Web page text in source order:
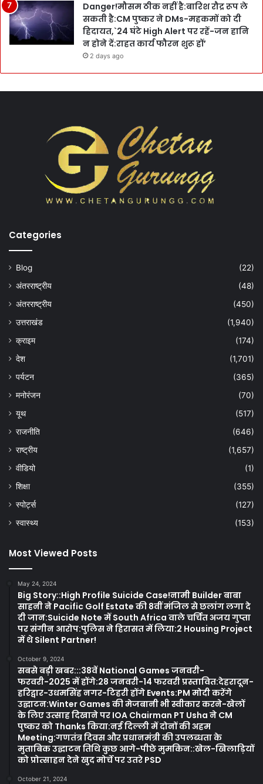
Danger!मौसम ठीक नहीं है:बारिश रौद्र रूप ले
सकती है:CM पुष्कर ने DMs-महकमों को दी
हिदायत,`24 घंटे High Alert पर रहें-जन हानि
न होने दें:राहत कार्य फौरन शुरू हों’
2 days ago
Categories
Blog
(22)
अंतरराष्ट्रीय
(48)
अंतरराष्ट्रीय
(450)
उत्तराखंड
(1,940)
क्राइम
(174)
देश
(1,701)
पर्यटन
(365)
मनोरंजन
(70)
यूथ
(517)
राजनीति
(646)
राष्ट्रीय
(1,657)
वीडियो
(1)
शिक्षा
(355)
स्पोर्ट्स
(127)
स्वास्थ्य
(153)
Most Viewed Posts
May 24, 2024
Big Story::High Profile Suicide Case!नामी Builder बाबा
साहनी ने Pacific Golf Estate की 8वीं मंजिल से छलांग लगा दे
दी जान:Suicide Note में South Africa वाले चर्चित अजय गुप्ता
पर संगीन आरोप:पुलिस ने हिरासत में लिया:2 Housing Project
में थे Silent Partner!
October 9, 2024
सबसे बड़ी खबर:::38वें National Games जनवरी-
फरवरी-2025 में होंगे:28 जनवरी-14 फरवरी प्रस्तावित:देहरादून-
हरिद्वार-उधमसिंह नगर-टिहरी होंगे Events:PM मोदी करेंगे
उद्घाटन:Winter Games की मेजबानी भी स्वीकार करने-खेलों
के लिए उत्साह दिखाने पर IOA Chairman PT Usha ने CM
पुष्कर को Thanks किया:नई दिल्ली में दोनों की अहम
Meeting:गणतंत्र दिवस और प्रधानमंत्री की उपलब्धता के
मुताबिक उद्घाटन तिथि कुछ आगे-पीछे मुमकिन::खेल-खिलाड़ियों
को प्रोत्साहन देने खुद मोर्चे पर उतरे PSD
October 21, 2024